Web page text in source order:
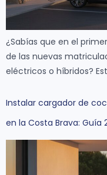
¿Sabías que en el
de las nuevas
eléctricos o híbridos?
Instalar cargador de
en la Costa Brava: Guía